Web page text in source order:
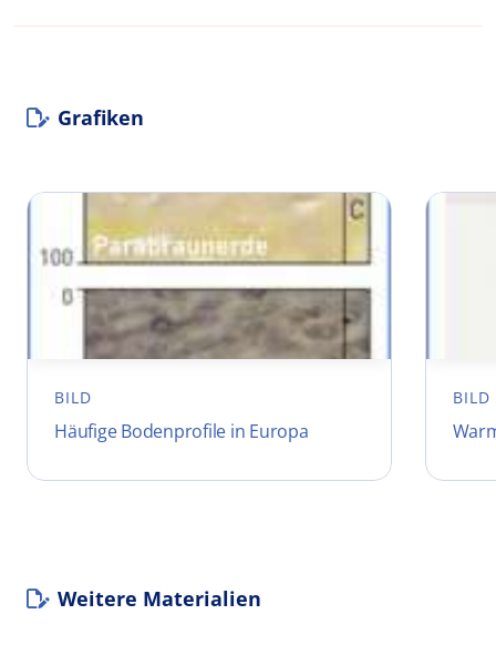
Grafiken
BILD
Häufige Bodenprofile in Europa
BILD
Weitere Materialien